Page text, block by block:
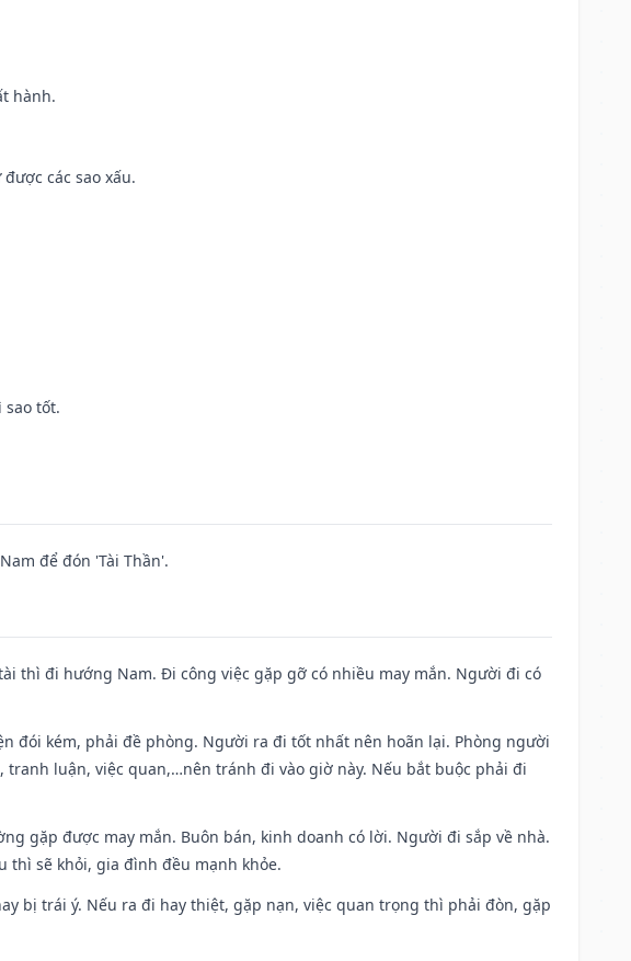
hành.
các sao xấu.
sao tốt.
để đón 'Tài Thần'.
thì đi hướng Nam. Đi công việc gặp gỡ có nhiều may mắn. Người đi có
đói kém, phải đề phòng. Người ra đi tốt nhất nên hoãn lại. Phòng người
luận, việc quan,…nên tránh đi vào giờ này. Nếu bắt buộc phải đi
gặp được may mắn. Buôn bán, kinh doanh có lời. Người đi sắp về nhà.
thì sẽ khỏi, gia đình đều mạnh khỏe.
bị trái ý. Nếu ra đi hay thiệt, gặp nạn, việc quan trọng thì phải đòn, gặp